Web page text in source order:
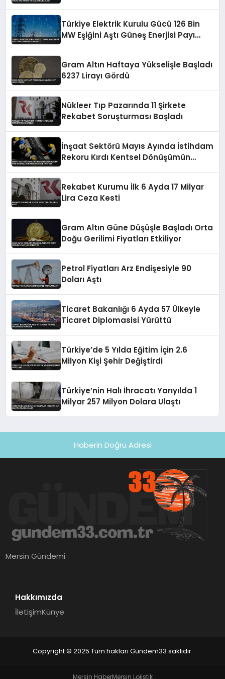
Türkiye Elektrik Kurulu Gücü 126 Bin
MW Eşiğini Aştı Güneş Enerjisi Payı
Gram Altın Haftaya Yükselişle Başladı
6237 Lirayı Gördü
Nükleer Tıp Pazarında 11 Şirkete
Rekabet Soruşturması Başladı
İnşaat Sektörü Mayıs Ayında İstihdam
Rekoru Kırdı Kentsel Dönüşümün
Rekabet Kurumu İlk 6 Ayda 17 Milyar
Lira Ceza Kesti
Gram Altın Güne Düşüşle Başladı Orta
Doğu Gerilimi Fiyatları Etkiliyor
Petrol Fiyatları Arz Endişesiyle 90
Doları Aştı
Ticaret Bakanlığı 6 Ayda 57 Ülkeyle
Ticaret Diplomasisi Yürüttü
Türkiye’de 5 Yılda Eğitim İçin 2.6
Milyon Kişi Şehir Değiştirdi
Türkiye’nin Halı İhracatı Yarıyılda 1
Milyar 257 Milyon Dolara Ulaştı
Haberin Doğru Adresi
Mersin Gündemi
Hakkımızda
İletişimKünye
Copyright © 2025 Tüm hakları Gündem33 saklıdır.
Mersin HaberMersin Lojistik